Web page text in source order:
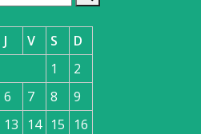
J V S
D
1
2
6 7 8
9
13 14 15
16